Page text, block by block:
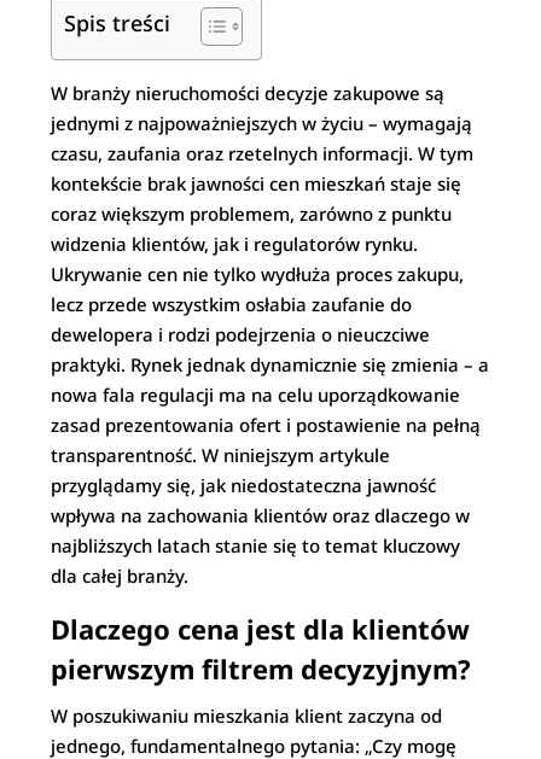
Spis treści
W branży nieruchomości decyzje zakupowe są
jednymi z najpoważniejszych w życiu – wymagają
czasu, zaufania oraz rzetelnych informacji. W tym
kontekście brak jawności cen mieszkań staje się
coraz większym problemem, zarówno z punktu
widzenia klientów, jak i regulatorów rynku.
Ukrywanie cen nie tylko wydłuża proces zakupu,
lecz przede wszystkim osłabia zaufanie do
dewelopera i rodzi podejrzenia o nieuczciwe
praktyki. Rynek jednak dynamicznie się zmienia – a
nowa fala regulacji ma na celu uporządkowanie
zasad prezentowania ofert i postawienie na pełną
transparentność. W niniejszym artykule
przyglądamy się, jak niedostateczna jawność
wpływa na zachowania klientów oraz dlaczego w
najbliższych latach stanie się to temat kluczowy
dla całej branży.
Dlaczego cena jest dla klientów
pierwszym filtrem decyzyjnym?
W poszukiwaniu mieszkania klient zaczyna od
jednego, fundamentalnego pytania: „Czy mogę